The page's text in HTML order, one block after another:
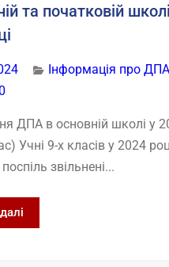
та початковій
Інформація про
ДПА в основній школі у
Учні 9-х класів у 2024
звільнені...
Інформація
про